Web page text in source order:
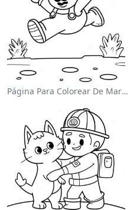
Página Para Colorear De Mario Saltando Sobre Goombas